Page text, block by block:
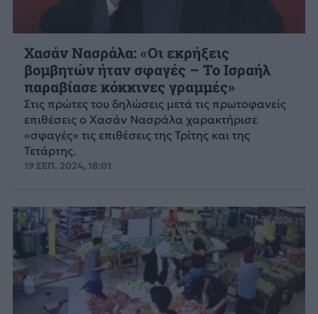
Χασάν Νασράλα: «Οι εκρήξεις
βομβητών ήταν σφαγές – Το Ισραήλ
παραβίασε κόκκινες γραμμές»
Στις πρώτες του δηλώσεις μετά τις πρωτοφανείς
επιθέσεις ο Χασάν Νασράλα χαρακτήρισε
«σφαγές» τις επιθέσεις της Τρίτης και της
Τετάρτης.
19 ΣΕΠ. 2024, 18:01